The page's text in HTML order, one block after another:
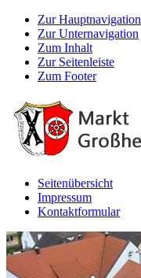
Zur Hauptnavigation
Zur Unternavigation
Zum Inhalt
Zur Seitenleiste
Zum Footer
Seitenübersicht
Impressum
Kontaktformular